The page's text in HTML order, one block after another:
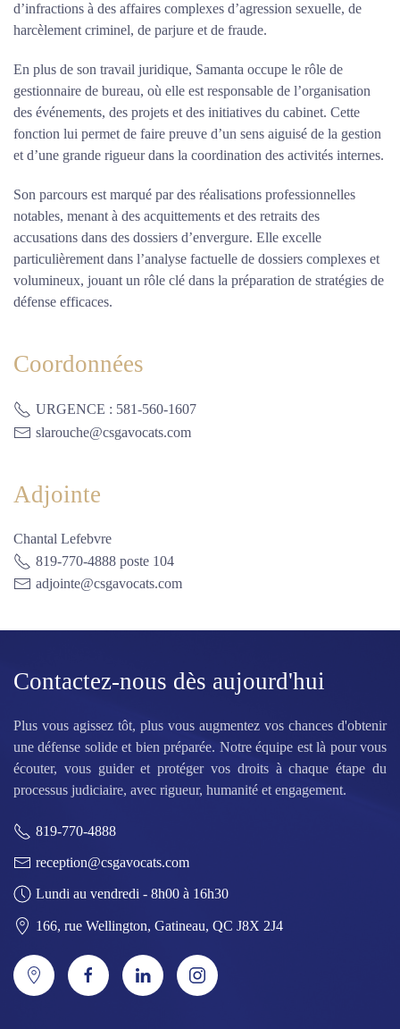
d’infractions à des affaires complexes d’agression sexuelle, de
harcèlement criminel, de parjure et de fraude.
En plus de son travail juridique, Samanta occupe le rôle de
gestionnaire de bureau, où elle est responsable de l’organisation
des événements, des projets et des initiatives du cabinet. Cette
fonction lui permet de faire preuve d’un sens aiguisé de la gestion
et d’une grande rigueur dans la coordination des activités internes.
Son parcours est marqué par des réalisations professionnelles
notables, menant à des acquittements et des retraits des
accusations dans des dossiers d’envergure. Elle excelle
particulièrement dans l’analyse factuelle de dossiers complexes et
volumineux, jouant un rôle clé dans la préparation de stratégies de
défense efficaces.
Coordonnées
URGENCE : 581-560-1607
slarouche@csgavocats.com
Adjointe
Chantal Lefebvre
819-770-4888 poste 104
adjointe@csgavocats.com
Contactez-nous dès aujourd'hui
Plus vous agissez tôt, plus vous augmentez vos chances d'obtenir
une défense solide et bien préparée. Notre équipe est là pour vous
écouter, vous guider et protéger vos droits à chaque étape du
processus judiciaire, avec rigueur, humanité et engagement.
819-770-4888
reception@csgavocats.com
Lundi au vendredi - 8h00 à 16h30
166, rue Wellington, Gatineau, QC J8X 2J4